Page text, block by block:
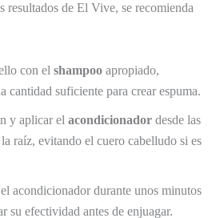
resultados de El Vive, se recomienda
con el shampoo apropiado,
cantidad suficiente para crear espuma.
y aplicar el acondicionador desde las
raíz, evitando el cuero cabelludo si es
acondicionador durante unos minutos
su efectividad antes de enjuagar.